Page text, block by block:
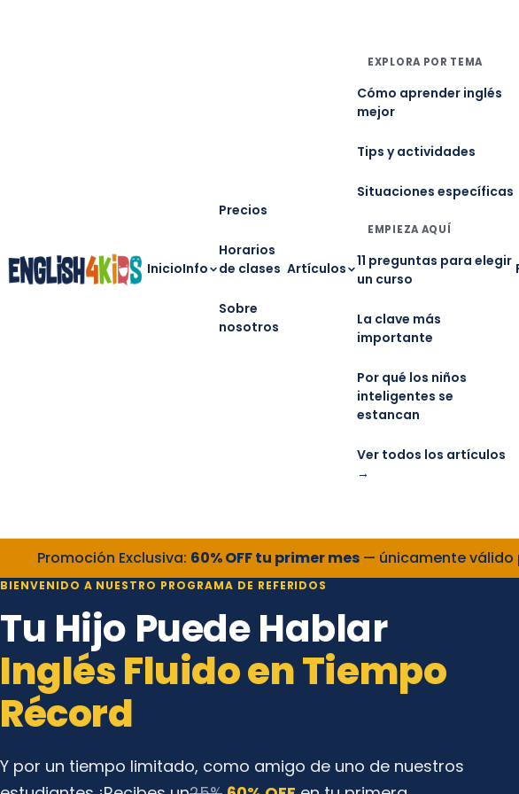
InicioInfo
Precios
Horarios
de clases
Sobre
nosotros
Artículos
EXPLORA POR TEMA
Cómo aprender inglés
mejor
Tips y actividades
Situaciones específicas
EMPIEZA AQUÍ
11 preguntas para elegir
un curso
La clave más
importante
Por qué los niños
inteligentes se
estancan
Ver todos los artículos
→
Promoción Exclusiva: 60% OFF tu primer mes — únicamente válido
BIENVENIDO A NUESTRO PROGRAMA DE REFERIDOS
Tu Hijo Puede Hablar
Inglés Fluido en Tiempo
Récord
Y por un tiempo limitado, como amigo de uno de nuestros